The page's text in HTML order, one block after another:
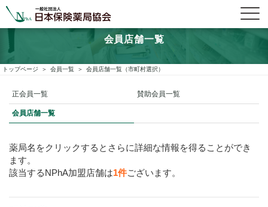
会員店舗一覧
トップページ 会員一覧 会員店舗一覧（市町村選択）
正会員一覧 賛助会員一覧
会員店舗一覧
薬局名をクリックするとさらに詳細な情報を得ることができ
ます。
該当するNPhA加盟店舗は1件ございます。